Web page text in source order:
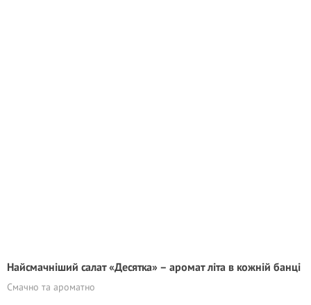
Найсмачніший салат «Десятка» – аромат літа в кожній банці
Смачно та ароматно